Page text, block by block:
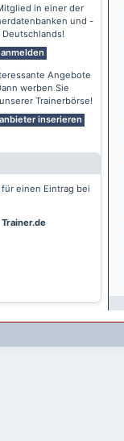
in einer der
und -
Angebote
werben Sie
Trainerbörse!
inserieren
für einen Eintrag bei
Trainer.de